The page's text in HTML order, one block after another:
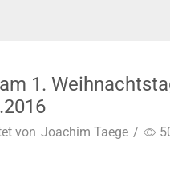
1.
von Joachim Taege /